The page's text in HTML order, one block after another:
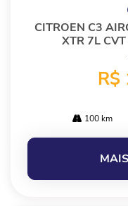
CITROEN C3
XTR 7L
R$
100 km